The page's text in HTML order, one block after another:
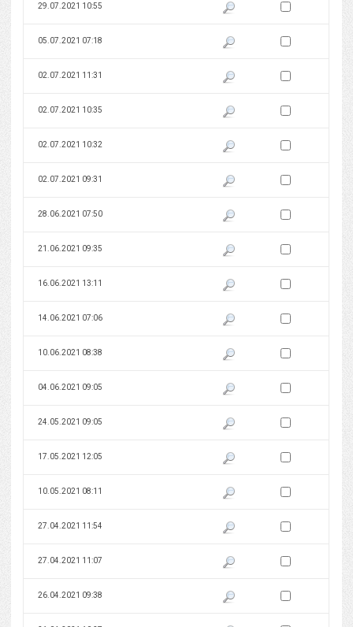
29.07.2021 10:55 Pokaż podgląd wersji z dnia
Zaznacz wersję do
05.07.2021 07:18 Pokaż podgląd wersji z dnia
Zaznacz wersję do
02.07.2021 11:31 Pokaż podgląd wersji z dnia
Zaznacz wersję do
02.07.2021 10:35 Pokaż podgląd wersji z dnia
Zaznacz wersję do
02.07.2021 10:32 Pokaż podgląd wersji z dnia
Zaznacz wersję do
02.07.2021 09:31 Pokaż podgląd wersji z dnia
Zaznacz wersję do
28.06.2021 07:50 Pokaż podgląd wersji z dnia
Zaznacz wersję do
21.06.2021 09:35 Pokaż podgląd wersji z dnia
Zaznacz wersję do
16.06.2021 13:11 Pokaż podgląd wersji z dnia
Zaznacz wersję do
14.06.2021 07:06 Pokaż podgląd wersji z dnia
Zaznacz wersję do
10.06.2021 08:38 Pokaż podgląd wersji z dnia
Zaznacz wersję do
04.06.2021 09:05 Pokaż podgląd wersji z dnia
Zaznacz wersję do
24.05.2021 09:05 Pokaż podgląd wersji z dnia
Zaznacz wersję do
17.05.2021 12:05 Pokaż podgląd wersji z dnia
Zaznacz wersję do
10.05.2021 08:11 Pokaż podgląd wersji z dnia
Zaznacz wersję do
27.04.2021 11:54 Pokaż podgląd wersji z dnia
Zaznacz wersję do
27.04.2021 11:07 Pokaż podgląd wersji z dnia
Zaznacz wersję do
26.04.2021 09:38 Pokaż podgląd wersji z dnia
Zaznacz wersję do